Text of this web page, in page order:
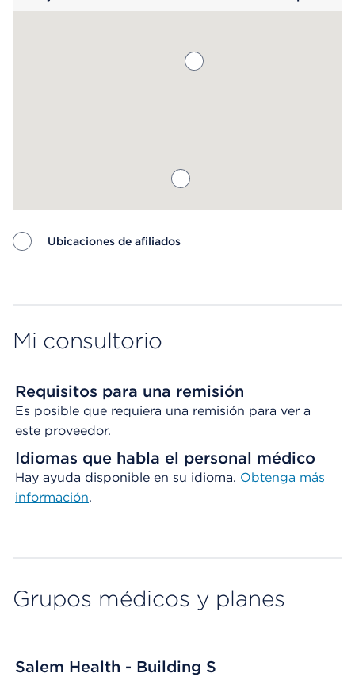
Ubicaciones de afiliados
Mi consultorio
Requisitos para una remisión
Es posible que requiera una remisión para ver a
este proveedor.
Idiomas que habla el personal médico
Hay ayuda disponible en su idioma. Obtenga más
información.
Grupos médicos y planes
Salem Health - Building S